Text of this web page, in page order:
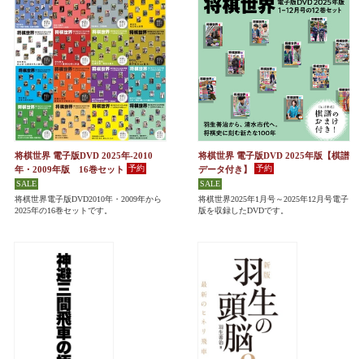
将棋世界 電子版DVD 2025年-2010
年・2009年版 16巻セット
将棋世界電子版DVD2010年・2009年から
2025年の16巻セットです。
将棋世界 電子版DVD 2025年版【棋譜
データ付き】
将棋世界2025年1月号～2025年12月号電子
版を収録したDVDです。